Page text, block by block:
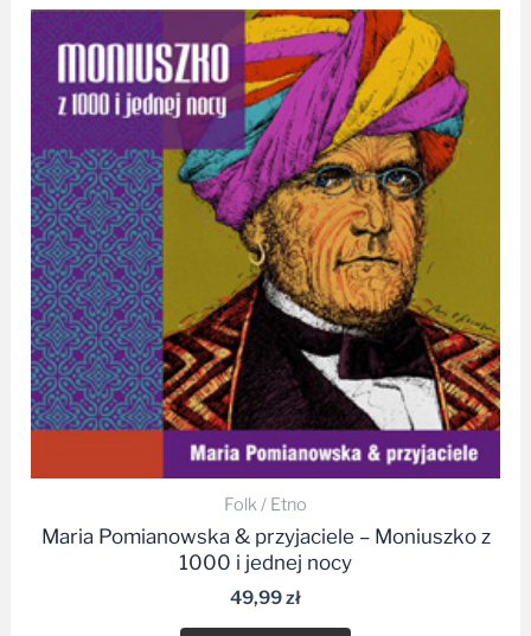
Folk / Etno
Maria Pomianowska & przyjaciele – Moniuszko z
1000 i jednej nocy
49,99zł